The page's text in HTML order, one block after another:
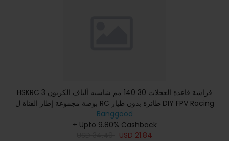
HSKRC فراشة قاعدة العجلات 30 140 مم شاسيه ألياف الكربون 3
بوصة مجموعة إطار القناة ل RC طائرة بدون طيار DIY FPV Racing
Banggood
+ Upto 9.80% Cashback
USD 21.84